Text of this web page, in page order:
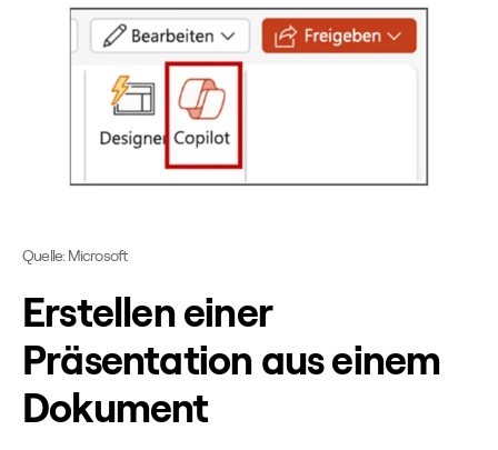
Quelle: Microsoft
Erstellen einer
Präsentation aus einem
Dokument